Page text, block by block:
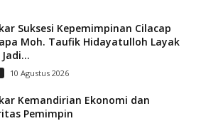
Suksesi Kepemimpinan Cilacap
Moh. Taufik Hidayatulloh Layak
10 Agustus 2026
Kemandirian Ekonomi dan
Pemimpin